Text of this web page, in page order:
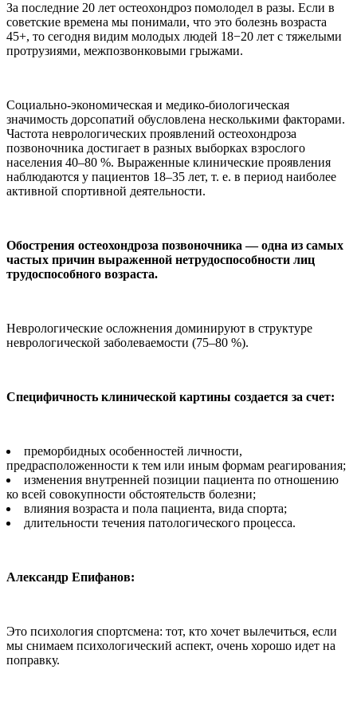
За последние 20 лет остеохондроз помолодел в разы. Если в
советские времена мы понимали, что это болезнь возраста
45+, то сегодня видим молодых людей 18−20 лет с тяжелыми
протрузиями, межпозвонковыми грыжами.
Социально-экономическая и медико-биологическая
значимость дорсопатий обусловлена несколькими факторами.
Частота неврологических проявлений остеохондроза
позвоночника достигает в разных выборках взрослого
населения 40–80 %. Выраженные клинические проявления
наблюдаются у пациентов 18–35 лет, т. е. в период наиболее
активной спортивной деятельности.
Обострения остеохондроза позвоночника — одна из самых
частых причин выраженной нетрудоспособности лиц
трудоспособного возраста.
Неврологические осложнения доминируют в структуре
неврологической заболеваемости (75–80 %).
Специфичность клинической картины создается за счет:
преморбидных особенностей личности,
предрасположенности к тем или иным формам реагирования;
изменения внутренней позиции пациента по отношению
ко всей совокупности обстоятельств болезни;
влияния возраста и пола пациента, вида спорта;
длительности течения патологического процесса.
Александр Епифанов:
Это психология спортсмена: тот, кто хочет вылечиться, если
мы снимаем психологический аспект, очень хорошо идет на
поправку.